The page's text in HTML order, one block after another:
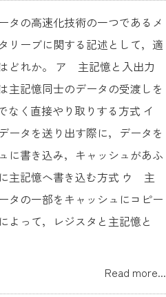
タの高速化技術の一つであるメ
リーブに関する記述として，適
どれか。 ア 主記憶と入出力
主記憶同士のデータの受渡しを
なく直接やり取りする方式 イ
ータを送り出す際に，データを
に書き込み，キャッシュがあふ
主記憶へ書き込む方式 ウ 主
タの一部をキャッシュにコピー
よって，レジスタと主記憶と
Read more...